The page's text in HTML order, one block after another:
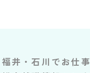
福井・石川でお仕